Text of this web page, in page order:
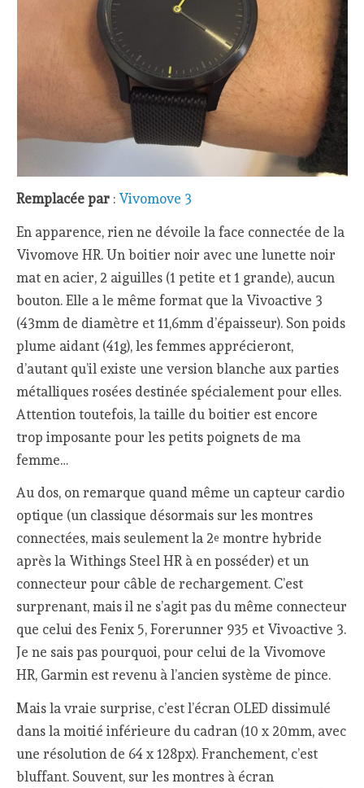
Remplacée par : Vivomove 3
En apparence, rien ne dévoile la face connectée de la
Vivomove HR. Un boitier noir avec une lunette noir
mat en acier, 2 aiguilles (1 petite et 1 grande), aucun
bouton. Elle a le même format que la Vivoactive 3
(43mm de diamètre et 11,6mm d’épaisseur). Son poids
plume aidant (41g), les femmes apprécieront,
d’autant qu’il existe une version blanche aux parties
métalliques rosées destinée spécialement pour elles.
Attention toutefois, la taille du boitier est encore
trop imposante pour les petits poignets de ma
femme…
Au dos, on remarque quand même un capteur cardio
optique (un classique désormais sur les montres
connectées, mais seulement la 2e montre hybride
après la Withings Steel HR à en posséder) et un
connecteur pour câble de rechargement. C’est
surprenant, mais il ne s’agit pas du même connecteur
que celui des Fenix 5, Forerunner 935 et Vivoactive 3.
Je ne sais pas pourquoi, pour celui de la Vivomove
HR, Garmin est revenu à l’ancien système de pince.
Mais la vraie surprise, c’est l’écran OLED dissimulé
dans la moitié inférieure du cadran (10 x 20mm, avec
une résolution de 64 x 128px). Franchement, c’est
bluffant. Souvent, sur les montres à écran